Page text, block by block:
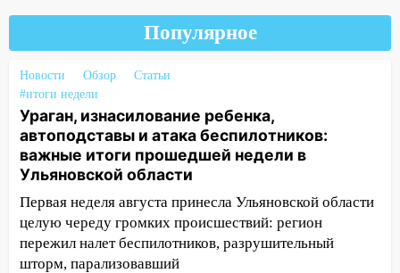
07:30 Евро-3 вместо Евро-5: что
означают классы бензина и можно ли
заливать «старое» топливо в
современные автомобили
06:30 Какая погода будет в Ульяновской
области днем 9 августа
05:05 День, когда всё может
измениться: гороскоп на 9 августа —
три знака получат шанс, который нельзя
упустить
Популярное
Новости Обзор
Статьи
#итоги недели
Ураган, изнасилование ребенка,
автоподставы и атака беспилотников:
важные итоги прошедшей недели в
Ульяновской области
Первая неделя августа принесла Ульяновской области
целую череду громких происшествий: регион
пережил налет беспилотников, разрушительный
шторм, парализовавший